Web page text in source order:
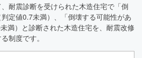
耐震診断を受けられた木造住宅で「倒
定値0.7未満）、「倒壊する可能性があ
満）と診断された木造住宅を、耐震改修
制度です。